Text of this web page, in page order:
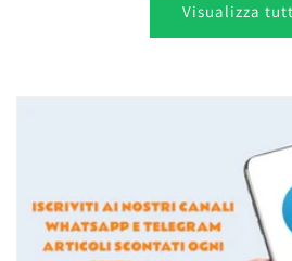
Visualizza